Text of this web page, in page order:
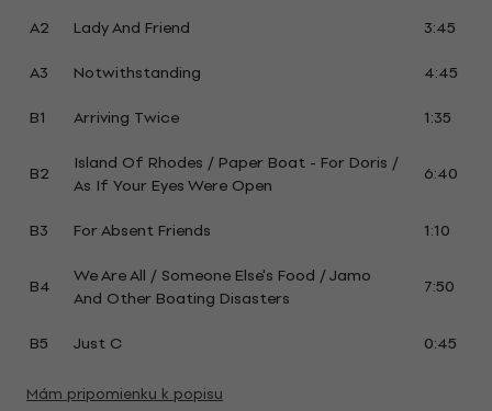
A2 Lady And Friend
3:45
A3
Notwithstanding
4:45
B1
Arriving Twice 1:35
B2
Island Of Rhodes / Paper Boat - For Doris /
As If Your Eyes Were Open
6:40
B3 For Absent Friends 1:10
B4
We Are All / Someone Else's Food / Jamo
And Other Boating Disasters
7:50
B5 Just C 0:45
Mám pripomienku k popisu